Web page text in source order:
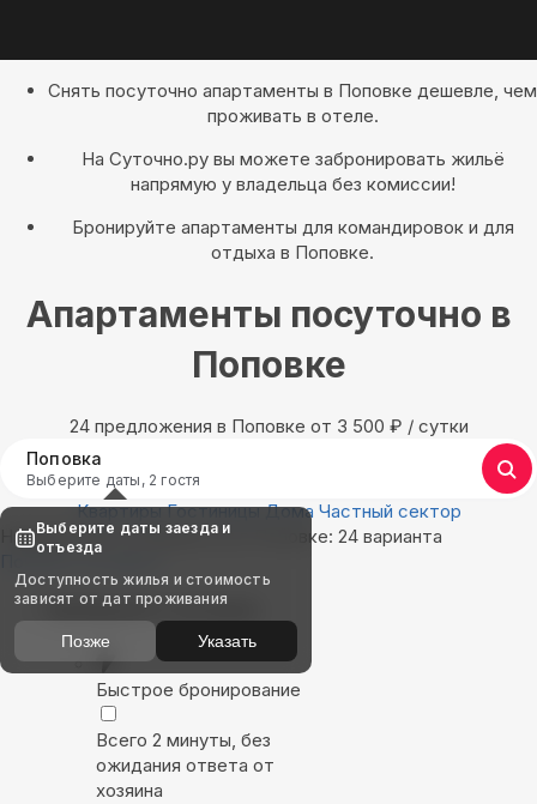
Снять посуточно апартаменты в Поповке дешевле, чем
проживать в отеле.
На Суточно.ру вы можете забронировать жильё
напрямую у владельца без комиссии!
Бронируйте апартаменты для командировок и для
отдыха в Поповке.
Апартаменты посуточно в
Поповке
24 предложения в Поповке oт 3 500 ₽ / сутки
Поповка
Выберите даты, 2 гостя
Квартиры Гостиницы Дома Частный сектор
Найдём, где остановиться в Поповке: 24 варианта
Показать на карте
Выбирайте лучшее
Быстрое бронирование
Всего 2 минуты, без
ожидания ответа от
хозяина
Выберите даты заезда и
отъезда
Доступность жилья и стоимость
зависят от дат проживания
Позже Указать